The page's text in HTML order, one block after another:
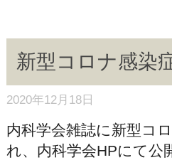
新型コロナ感染
2020年12月18日
内科学会雑誌に新型コ
れ、内科学会HPにて公